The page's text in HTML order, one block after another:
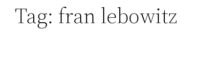
Tag: fran lebowitz